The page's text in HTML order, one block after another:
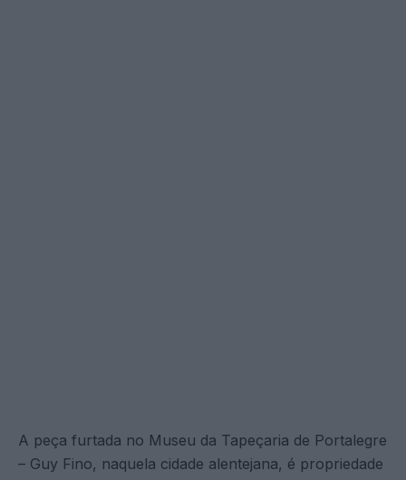
A peça furtada no Museu da Tapeçaria de Portalegre
– Guy Fino, naquela cidade alentejana, é propriedade